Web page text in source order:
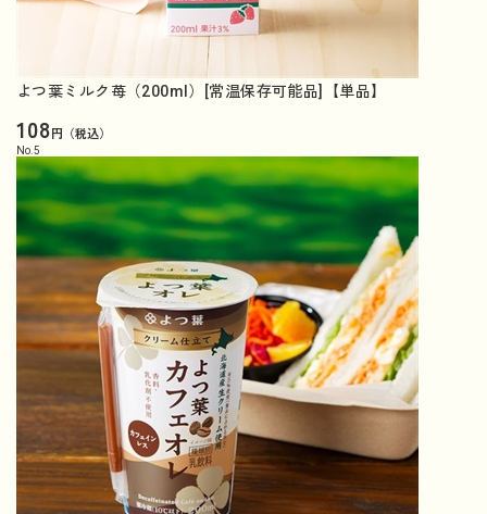
よつ葉ミルク苺（200ml）[常温保存可能品]【単品】
108円（税込）
No. 5